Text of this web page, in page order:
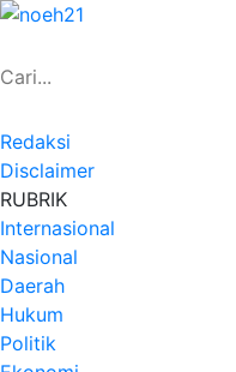
Redaksi
Disclaimer
RUBRIK
Internasional
Nasional
Daerah
Hukum
Politik